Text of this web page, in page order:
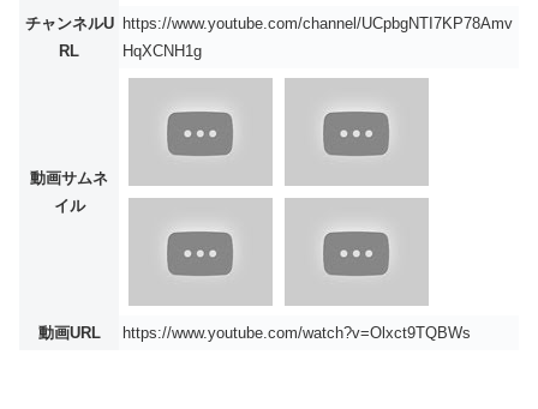
チャンネルU
RL
https://www.youtube.com/channel/UCpbgNTI7KP78Amv
HqXCNH1g
動画サムネ
イル
動画URL https://www.youtube.com/watch?v=Olxct9TQBWs